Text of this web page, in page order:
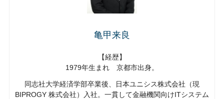
亀甲来良
【経歴】
1979年生まれ 京都市出身。
同志社大学経済学部卒業後、日本ユニシス株式会社（現
BIPROGY 株式会社）入社。一貫して金融機関向けITシステム